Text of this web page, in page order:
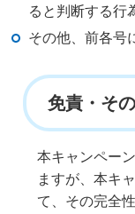
ると判断する行
その他、前各号
免責・そ
本キャンペー
ますが、本キ
て、その完全